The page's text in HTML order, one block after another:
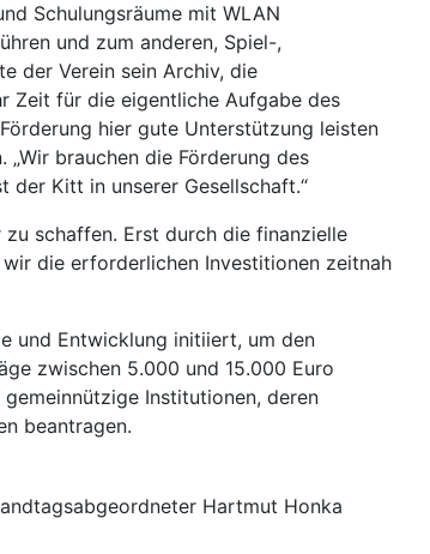
Schulungsräume mit WLAN
und zum anderen, Spiel-,
der Verein sein Archiv, die
Zeit für die eigentliche Aufgabe des
hier gute Unterstützung leisten
brauchen die Förderung des
der Kitt in unserer Gesellschaft.“
zu schaffen. Erst durch die finanzielle
die erforderlichen Investitionen zeitnah
und Entwicklung initiiert, um den
zwischen 5.000 und 15.000 Euro
Institutionen, deren
beantragen.
Hartmut Honka